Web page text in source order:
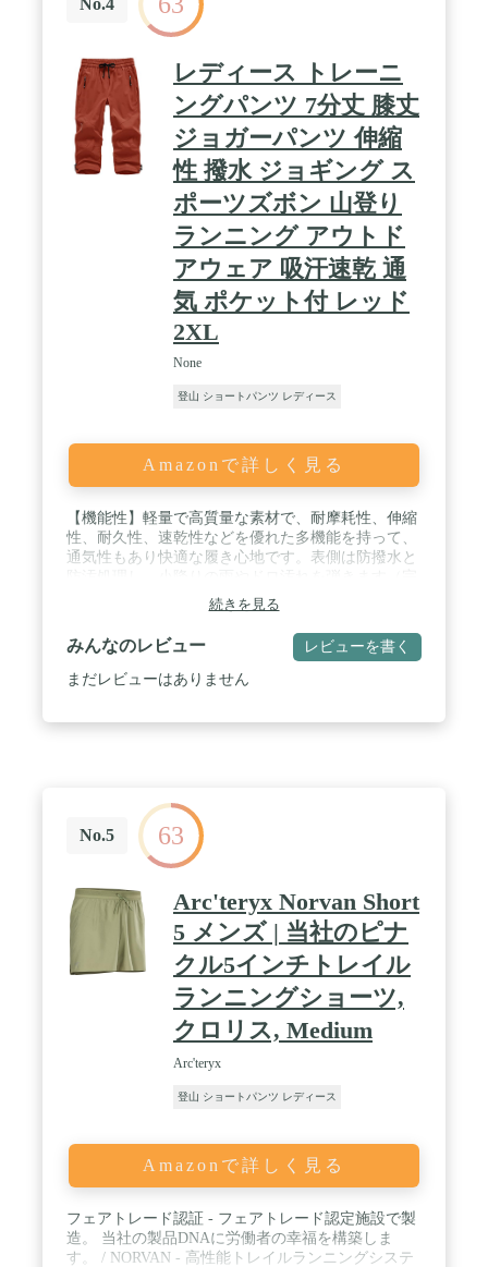
レディース トレーニ
ングパンツ 7分丈 膝丈
ジョガーパンツ 伸縮
性 撥水 ジョギング ス
ポーツズボン 山登り
ランニング アウトド
アウェア 吸汗速乾 通
気 ポケット付 レッド
2XL
None
登山 ショートパンツ レディース
Amazonで詳しく見る
【機能性】軽量で高質量な素材で、耐摩耗性、伸縮
性、耐久性、速乾性などを優れた多機能を持って、
通気性もあり快適な履き心地です。表側は防撥水と
全防水ではありません）。 / 【ウエスト】ウエスト
にはゴムが入っており伸縮性良い、引き紐付きも付
き、ウエストサイズを調整できて、脱ぎ着しやすい
です。 / 【ポケット】両側にファスナポケットが2
つ、バックポケットにも1つ、ポケットから物が落
能性により、山歩き、ゴルフ、散歩、トレッキン
グ、山登り、ランニング、ハイキング、ウォキン
グ、バイクなどのアウトドア活動だけではなく、私
服でも快適に楽しみできます。
続きを見る
みんなのレビュー レビューを書く
まだレビューはありません
No.5 63
Arc'teryx Norvan Short
5 メンズ | 当社のピナ
クル5インチトレイル
ランニングショーツ,
クロリス, Medium
Arc'teryx
登山 ショートパンツ レディース
Amazonで詳しく見る
フェアトレード認証 - フェアトレード認定施設で製
造。 当社の製品DNAに労働者の幸福を構築しま
す。 / NORVAN - 高性能トレイルランニングシステ